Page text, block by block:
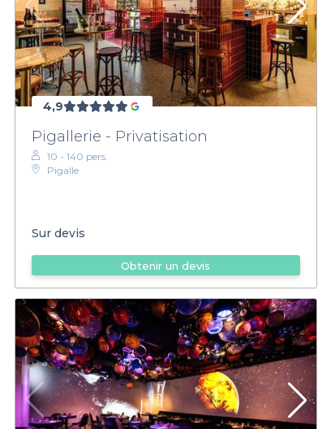
4,9
Pigallerie - Privatisation
10 - 140 pers.
Pigalle
Sur devis
Obtenir un devis